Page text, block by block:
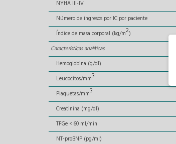
NYHA III-IV
Número de ingresos por IC por paciente
Índice de masa corporal (kg/m2)
Características analíticas
Hemoglobina (g/dl)
Leucocitos/mm3
Plaquetas/mm3
Creatinina (mg/dl)
TFGe < 60 ml/min
NT-proBNP (pg/ml)